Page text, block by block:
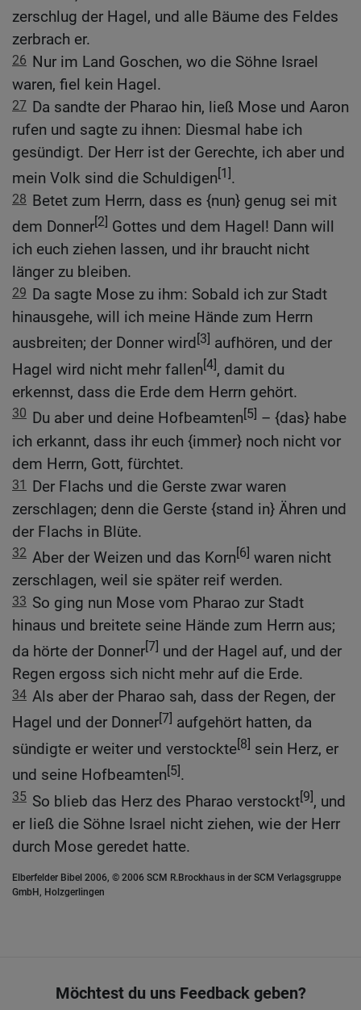
zerschlug der Hagel, und alle Bäume des Feldes
zerbrach er.
26 Nur im Land Goschen, wo die Söhne Israel
waren, fiel kein Hagel.
27 Da sandte der Pharao hin, ließ Mose und Aaron
rufen und sagte zu ihnen: Diesmal habe ich
gesündigt. Der Herr ist der Gerechte, ich aber und
mein Volk sind die Schuldigen[1].
28 Betet zum Herrn, dass es {nun} genug sei mit
dem Donner[2] Gottes und dem Hagel! Dann will
ich euch ziehen lassen, und ihr braucht nicht
länger zu bleiben.
29 Da sagte Mose zu ihm: Sobald ich zur Stadt
hinausgehe, will ich meine Hände zum Herrn
ausbreiten; der Donner wird[3] aufhören, und der
Hagel wird nicht mehr fallen[4], damit du
erkennst, dass die Erde dem Herrn gehört.
30 Du aber und deine Hofbeamten[5] – {das} habe
ich erkannt, dass ihr euch {immer} noch nicht vor
dem Herrn, Gott, fürchtet.
31 Der Flachs und die Gerste zwar waren
zerschlagen; denn die Gerste {stand in} Ähren und
der Flachs in Blüte.
32 Aber der Weizen und das Korn[6] waren nicht
zerschlagen, weil sie später reif werden.
33 So ging nun Mose vom Pharao zur Stadt
hinaus und breitete seine Hände zum Herrn aus;
da hörte der Donner[7] und der Hagel auf, und der
Regen ergoss sich nicht mehr auf die Erde.
34 Als aber der Pharao sah, dass der Regen, der
Hagel und der Donner[7] aufgehört hatten, da
sündigte er weiter und verstockte[8] sein Herz, er
und seine Hofbeamten[5].
35 So blieb das Herz des Pharao verstockt[9], und
er ließ die Söhne Israel nicht ziehen, wie der Herr
durch Mose geredet hatte.
Elberfelder Bibel 2006, © 2006 SCM R.Brockhaus in der SCM Verlagsgruppe
GmbH, Holzgerlingen
Möchtest du uns Feedback geben?